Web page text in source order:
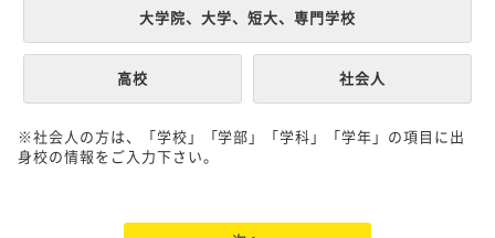
大学院、大学、短大、専門学校
高校 社会人
※社会人の方は、「学校」「学部」「学科」「学年」の項目に出
身校の情報をご入力下さい。